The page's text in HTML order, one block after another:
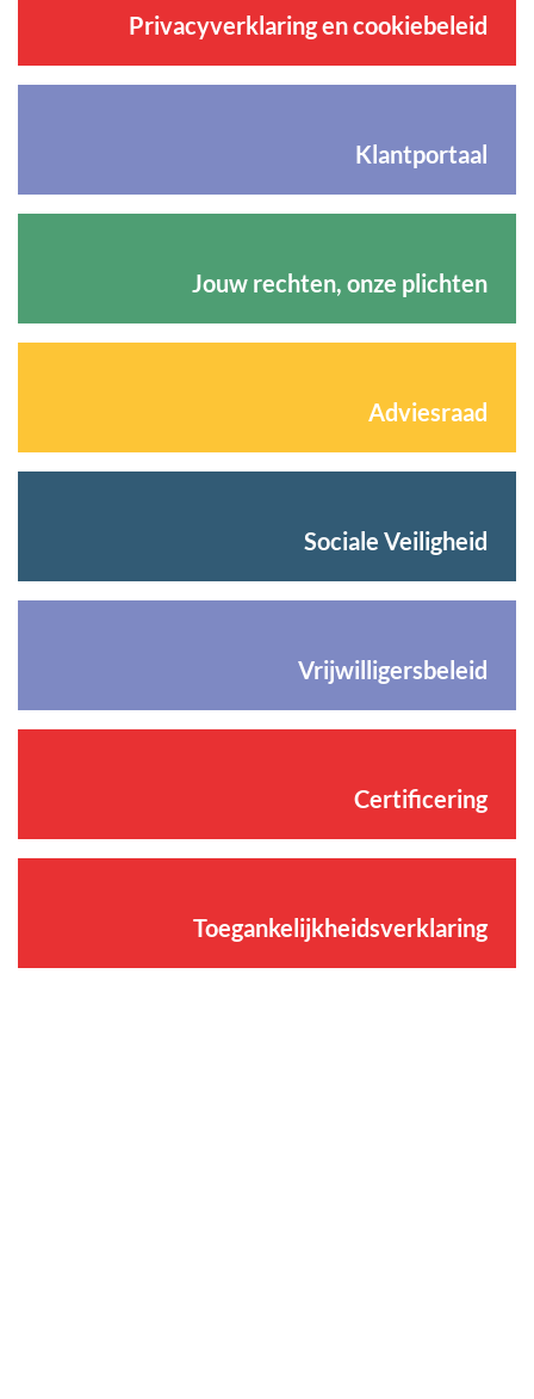
Privacyverklaring en cookiebeleid
Klantportaal
Jouw rechten, onze plichten
Adviesraad
Sociale Veiligheid
Vrijwilligersbeleid
Certificering
Toegankelijkheidsverklaring